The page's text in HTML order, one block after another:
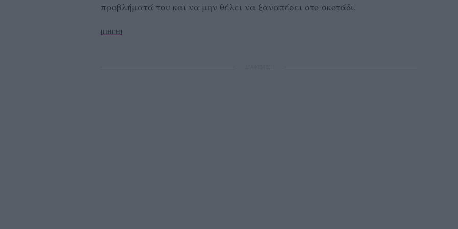
προβλήματά του και να μην θέλει να ξαναπέσει στο σκοτάδι.
[ΠΗΓΗ]